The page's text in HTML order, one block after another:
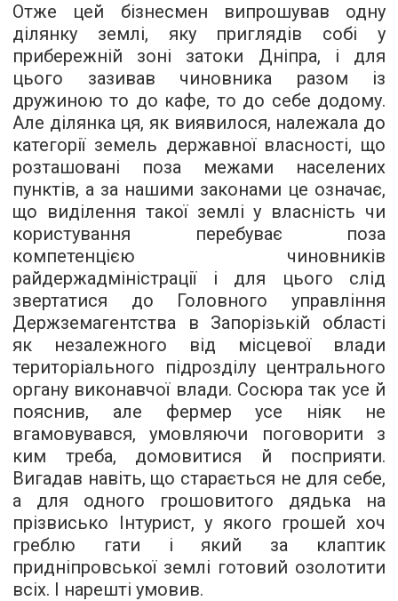
Отже цей бізнесмен випрошував одну
ділянку землі, яку приглядів собі у
прибережній зоні затоки Дніпра, і для
цього зазивав чиновника разом із
дружиною то до кафе, то до себе додому.
Але ділянка ця, як виявилося, належала до
категорії земель державної власності, що
розташовані поза межами населених
пунктів, а за нашими законами це означає,
що виділення такої землі у власність чи
користування перебуває поза
компетенцією чиновників
райдержадміністрації і для цього слід
звертатися до Головного управління
Держземагентства в Запорізькій області
як незалежного від місцевої влади
територіального підрозділу центрального
органу виконавчої влади. Сосюра так усе й
пояснив, але фермер усе ніяк не
вгамовувався, умовляючи поговорити з
ким треба, домовитися й посприяти.
Вигадав навіть, що старається не для себе,
а для одного грошовитого дядька на
прізвисько Інтурист, у якого грошей хоч
греблю гати і який за клаптик
придніпровської землі готовий озолотити
всіх. І нарешті умовив.